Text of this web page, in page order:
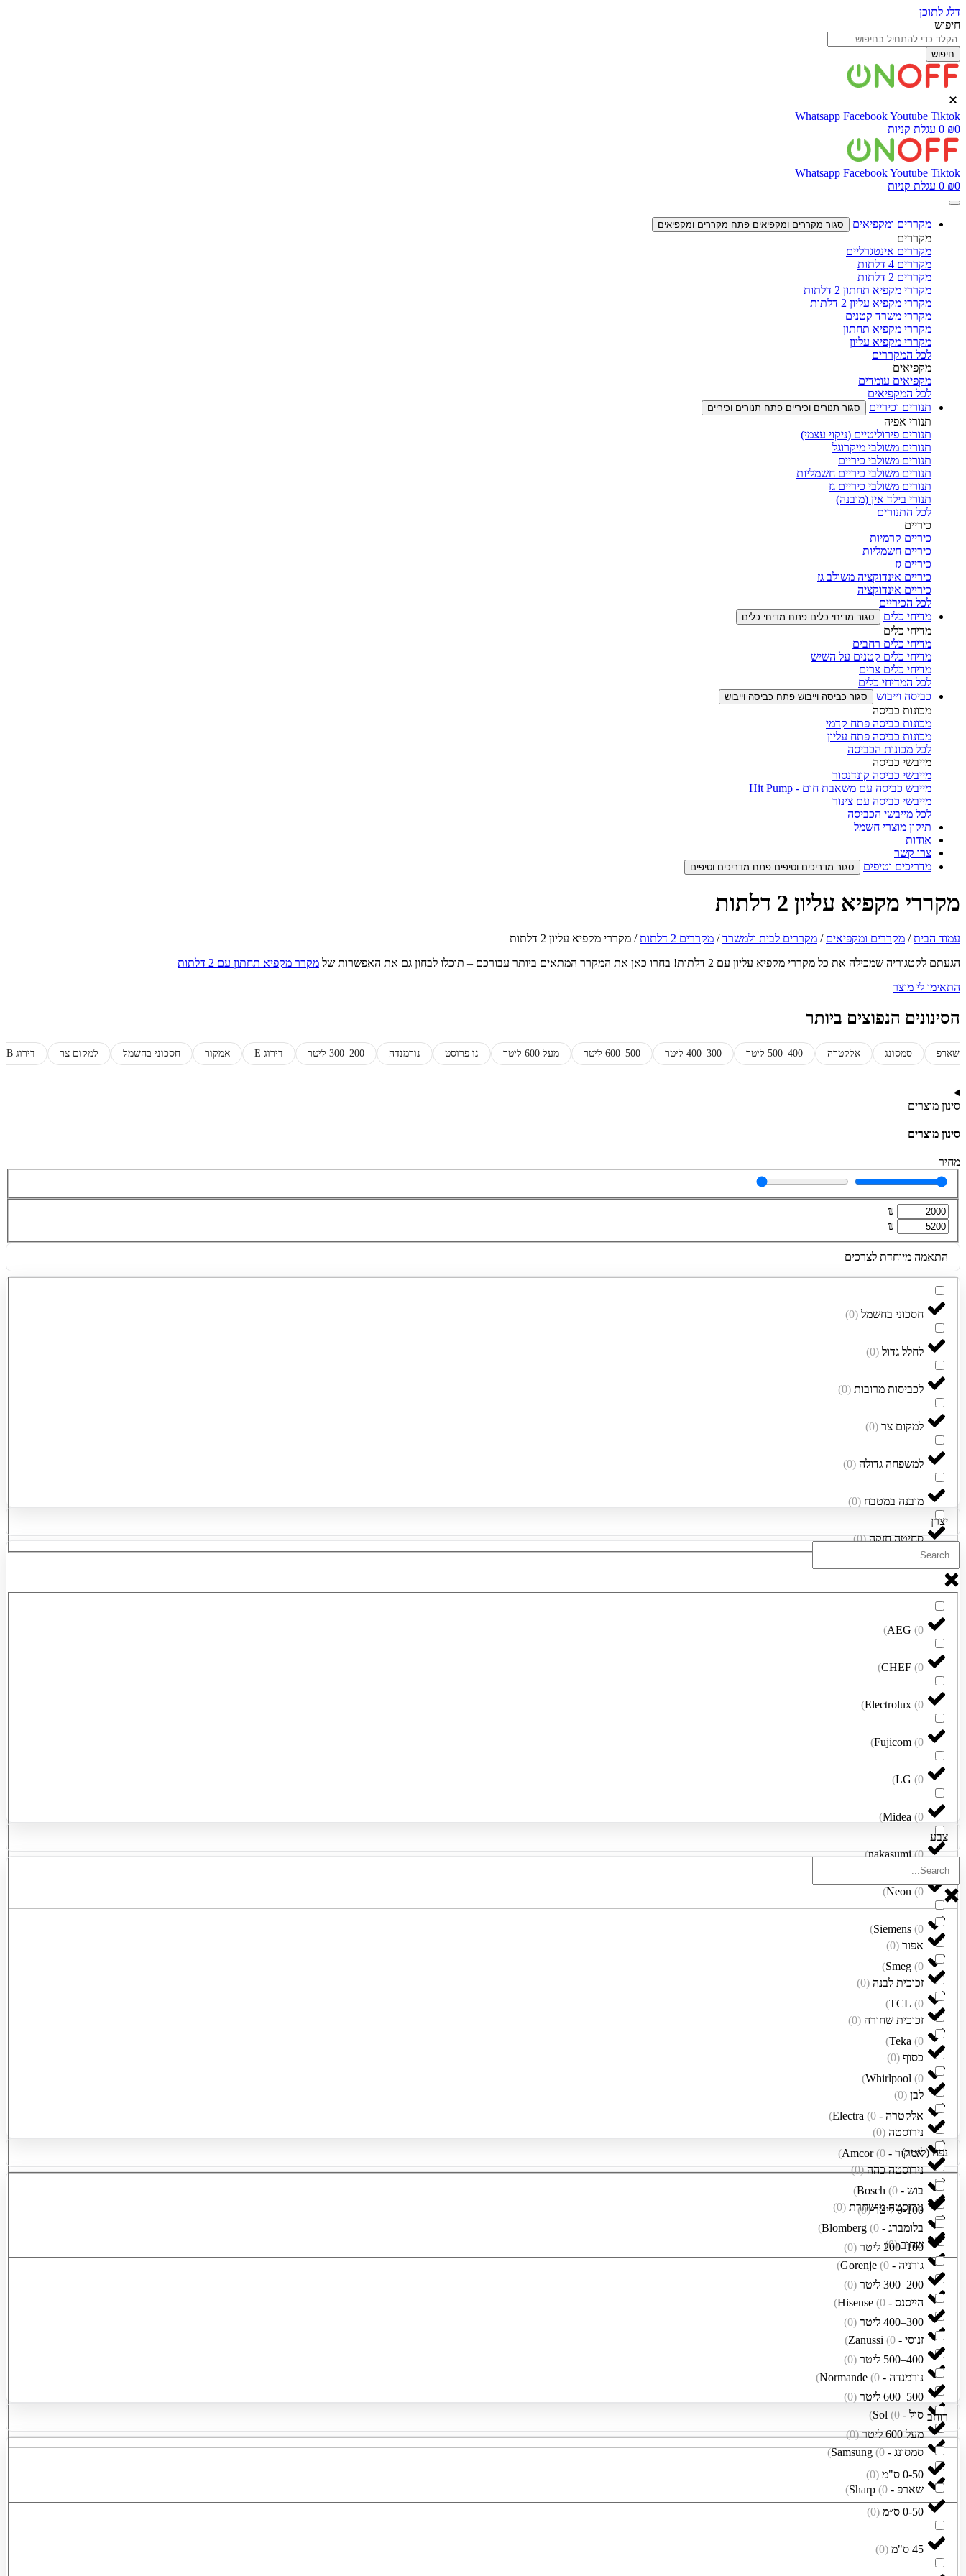
דלג לתוכן
חיפוש
חיפוש
Whatsapp FacebookYoutube Tiktok
₪0
0 עגלת קניות
Whatsapp FacebookYoutube Tiktok
₪0
0 עגלת קניות
מקררים ומקפיאים סגור מקררים ומקפיאים פתח מקררים ומקפיאים
מקררים
מקררים אינטגרליים
מקררים 4 דלתות
מקררים 2 דלתות
מקררי מקפיא תחתון 2 דלתות
מקררי מקפיא עליון 2 דלתות
מקררי משרד קטנים
מקררי מקפיא תחתון
מקררי מקפיא עליון
לכל המקררים
מקפיאים
מקפיאים עומדים
לכל המקפיאים
תנורים וכיריים
סגור תנורים וכיריים פתח תנורים וכיריים
תנורי אפיה
תנורים פירוליטיים (ניקוי עצמי)
תנורים משולבי מיקרוגל
תנורים משולבי כיריים
תנורים משולבי כיריים חשמליות
תנורים משולבי כיריים גז
תנורי בילד אין (מובנה)
לכל התנורים
כיריים
כיריים קרמיות
כיריים חשמליות
כיריים גז
כיריים אינדוקציה משולב גז
כיריים אינדוקציה
לכל הכיריים
מדיחי כלים
סגור מדיחי כלים פתח מדיחי כלים
מדיחי כלים
מדיחי כלים רחבים
מדיחי כלים קטנים על השיש
מדיחי כלים צרים
לכל המדיחי כלים
כביסה וייבוש
סגור כביסה וייבוש פתח כביסה וייבוש
מכונות כביסה
מכונות כביסה פתח קדמי
מכונות כביסה פתח עליון
לכל מכונות הכביסה
מייבשי כביסה
מייבשי כביסה קונדנסור
מייבש כביסה עם משאבת חום - Hit Pump
מייבשי כביסה עם צינור
לכל מייבשי הכביסה
תיקון מוצרי חשמל
אודות
צרו קשר
מדריכים וטיפים
סגור מדריכים וטיפים פתח מדריכים וטיפים
מקררי מקפיא עליון 2 דלתות
עמוד הבית/ מקררים ומקפיאים / מקררים לבית ולמשרד/ מקררים 2 דלתות
/ מקררי מקפיא עליון 2 דלתות
הגעתם לקטגוריה שמכילה את כל מקררי מקפיא עליון עם 2 דלתות! בחרו כאן את המקרר המתאים ביותר עבורכם – תוכלו לבחון גם את האפשרות של
מקרר מקפיא תחתון עם 2 דלתות
התאימו לי מוצר
הסינונים הנפוצים ביותר
שארפ סמסונג אלקטרה 400–500 ליטר 300–400 ליטר 500–600 ליטר מעל 600 ליטר נו פרוסט נורמנדה 200–300 ליטר דירוג E אמקור חסכוני בחשמל למקום צר דירוג B
סינון מוצרים
סינון מוצרים
מחיר
₪
₪
התאמה מיוחדת לצרכים
חסכוני בחשמל (
0
)
לחלל גדול (
0
)
לכביסות מרובות (
0
)
למקום צר (
0
)
למשפחה גדולה (
0
)
מובנה במטבח (
0
)
סחיטה חזקה (
0
)
יצרן
AEG (0
)
CHEF (0
)
Electrolux (0
)
Fujicom (0
)
LG (0
)
Midea (0
)
nakasumi (0
)
Neon (0
)
Siemens (0
)
Smeg (0
)
TCL (0
)
Teka (0
)
Whirlpool (0
)
אלקטרה - Electra (0
)
אמקור - Amcor (0
)
בוש - Bosch (0
)
בלומברג - Blomberg (0
)
גורניה - Gorenje (0
)
הייסנס - Hisense (0
)
זנוסי - Zanussi (0
)
נורמנדה - Normande (0
)
סול - Sol (0
)
סמסונג - Samsung (0
)
שארפ - Sharp (0
)
צבע
אפור (
0
)
זכוכית לבנה (
0
)
זכוכית שחורה (
0
)
כסוף (
0
)
לבן (
0
)
נירוסטה (
0
)
נירוסטה כהה (
0
)
נירוסטה מושחרת (
0
)
שחור (
0
)
נפח (ליטר)
0-100 ליטר (
0
)
100–200 ליטר (
0
)
200–300 ליטר (
0
)
300–400 ליטר (
0
)
400–500 ליטר (
0
)
500–600 ליטר (
0
)
מעל 600 ליטר (
0
)
רוחב
0-50 ס"מ (
0
)
0-50 ס״מ (
0
)
45 ס"מ (
0
)